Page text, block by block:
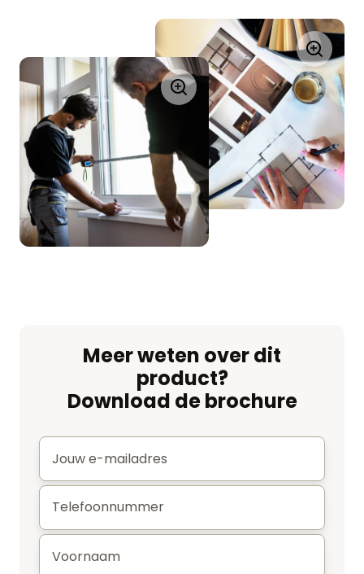
Meer weten over dit
product?
Download de brochure
E-
mail*
Telefoonnummer
Voornaam